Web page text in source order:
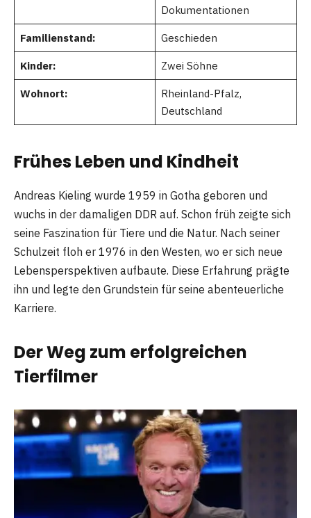
Dokumentationen
Familienstand: Geschieden
Kinder: Zwei Söhne
Wohnort:
Rheinland-Pfalz,
Deutschland
Frühes Leben und Kindheit
Andreas Kieling wurde 1959 in Gotha geboren und
wuchs in der damaligen DDR auf. Schon früh zeigte sich
seine Faszination für Tiere und die Natur. Nach seiner
Schulzeit floh er 1976 in den Westen, wo er sich neue
Lebensperspektiven aufbaute. Diese Erfahrung prägte
ihn und legte den Grundstein für seine abenteuerliche
Karriere.
Der Weg zum erfolgreichen
Tierfilmer